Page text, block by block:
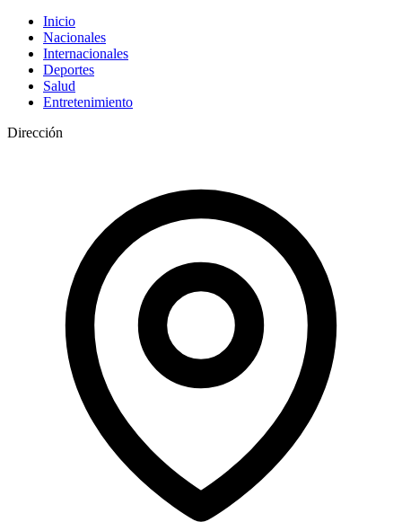
Inicio
Nacionales
Internacionales
Deportes
Salud
Entretenimiento
Dirección